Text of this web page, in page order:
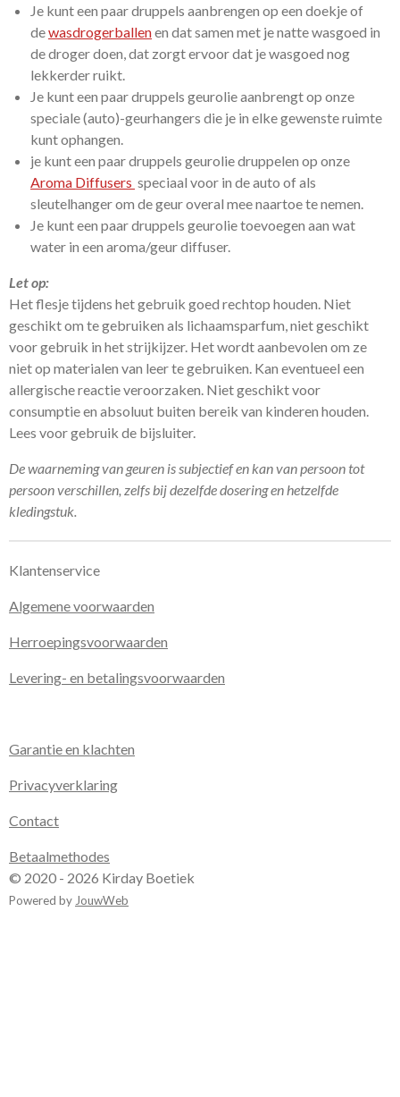
Je kunt een paar druppels aanbrengen op een doekje of
dewasdrogerballenen dat samen met je natte wasgoed in
de droger doen, dat zorgt ervoor dat je wasgoed nog
lekkerder ruikt.
Je kunt een paar druppels geurolie aanbrengt op onze
speciale (auto)-geurhangers die je in elke gewenste ruimte
kunt ophangen.
je kunt een paar druppels geurolie druppelen op onze
Aroma Diffusers speciaal voor in de auto of als
sleutelhanger om de geur overal mee naartoe te nemen.
Je kunt een paar druppels geurolie toevoegen aan wat
water in een aroma/geur diffuser.
Let op:
Het flesje tijdens het gebruik goed rechtop houden. Niet
geschikt om te gebruiken als lichaamsparfum, niet geschikt
voor gebruik in het strijkijzer. Het wordt aanbevolen om ze
niet op materialen van leer te gebruiken. Kan eventueel een
allergische reactie veroorzaken. Niet geschikt voor
consumptie en absoluut buiten bereik van kinderen houden.
Lees voor gebruik de bijsluiter.
De waarneming van geuren is subjectief en kan van persoon tot
persoon verschillen, zelfs bij dezelfde dosering en hetzelfde
kledingstuk.
Klantenservice
Algemene voorwaarden
Herroepingsvoorwaarden
Levering- en betalingsvoorwaarden
Garantie en klachten
Privacyverklaring
Contact
Betaalmethodes
© 2020 - 2026 Kirday Boetiek
Powered by JouwWeb